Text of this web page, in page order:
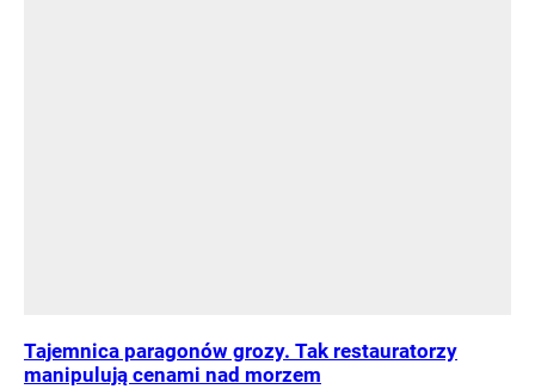
Tajemnica paragonów grozy. Tak restauratorzy
manipulują cenami nad morzem